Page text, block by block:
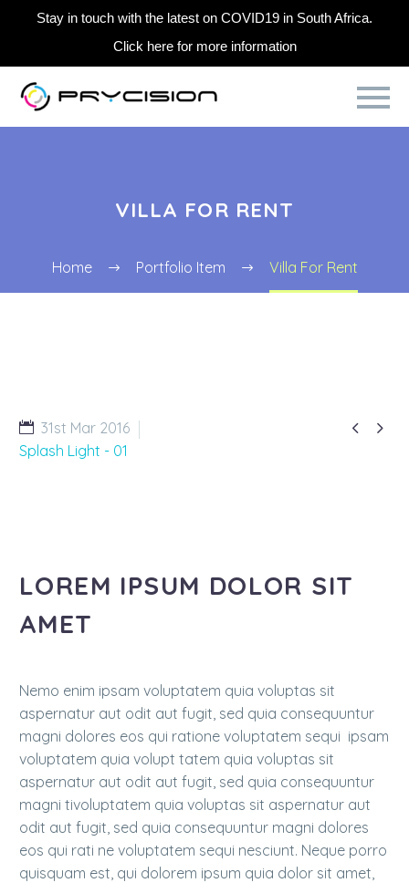
Stay in touch with the latest on COVID19 in South Africa.
Click here for more information
VILLA FOR RENT
Home Portfolio Item Villa For Rent
 
31st Mar 2016
Splash Light - 01
LOREM IPSUM DOLOR SIT
AMET
Nemo enim ipsam voluptatem quia voluptas sit
aspernatur aut odit aut fugit, sed quia consequuntur
magni dolores eos qui ratione voluptatem sequi ipsam
voluptatem quia volupt tatem quia voluptas sit
aspernatur aut odit aut fugit, sed quia consequuntur
magni tivoluptatem quia voluptas sit aspernatur aut
odit aut fugit, sed quia consequuntur magni dolores
eos qui rati ne voluptatem sequi nesciunt. Neque porro
quisquam est, qui dolorem ipsum quia dolor sit amet,